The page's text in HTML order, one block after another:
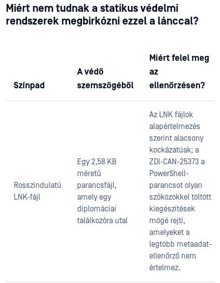
Miért nem tudnak a statikus védelmi
rendszerek megbirkózni ezzel a lánccal?
Színpad
A védő
szemszögéből
Miért felel meg
az
ellenőrzésen?
Rosszindulatú
LNK-fájl
Egy 2,58 KB
méretű
parancsfájl,
amely egy
diplomáciai
találkozóra utal
Az LNK fájlok
alapértelmezés
szerint alacsony
kockázatúak; a
ZDI-CAN-25373 a
PowerShell-
parancsot olyan
szóközökkel töltött
kiegészítések
mögé rejti,
amelyeket a
legtöbb metaadat-
ellenőrző nem
értelmez.